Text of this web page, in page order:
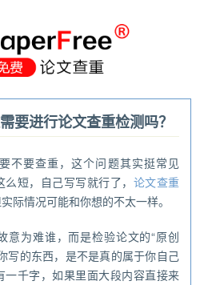
要进行论文查重检测吗？
不要查重，这个问题其实挺常见
短，自己写写就行了， 论文查重
际情况可能和你想的不太一样。
意为难谁，而是检验论文的“原创
写的东西，是不是真的属于你自己
一千字，如果里面大段内容直接来